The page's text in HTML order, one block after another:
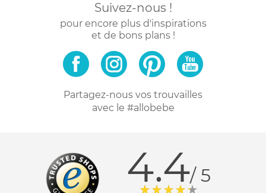
Suivez-nous !
pour encore plus d'inspirations
et de bons plans !
Partagez-nous vos trouvailles
avec le #allobebe
4.4/ 5